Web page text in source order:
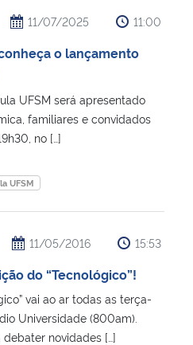
Direitos Humanos
11/07/2025 11:00
o lançamento
UFSM será apresentado
familiares e convidados
no […]
UFSM
11/05/2016 15:53
do “Tecnológico”!
vai ao ar todas as terça-
Universidade (800am).
novidades […]